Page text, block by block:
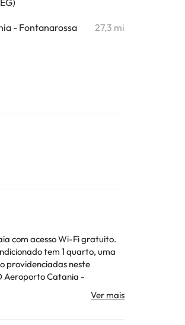
- Fontanarossa
27,3 mi
com acesso Wi-Fi gratuito.
providenciadas neste